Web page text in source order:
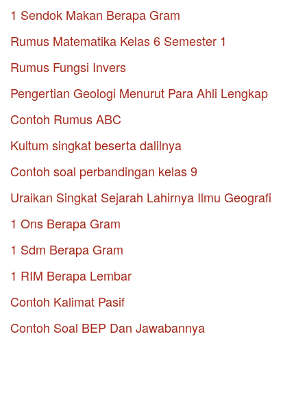
1 Sendok Makan Berapa Gram
Rumus Matematika Kelas 6 Semester 1
Rumus Fungsi Invers
Pengertian Geologi Menurut Para Ahli Lengkap
Contoh Rumus ABC
Kultum singkat beserta dalilnya
Contoh soal perbandingan kelas 9
Uraikan Singkat Sejarah Lahirnya Ilmu Geografi
1 Ons Berapa Gram
1 Sdm Berapa Gram
1 RIM Berapa Lembar
Contoh Kalimat Pasif
Contoh Soal BEP Dan Jawabannya